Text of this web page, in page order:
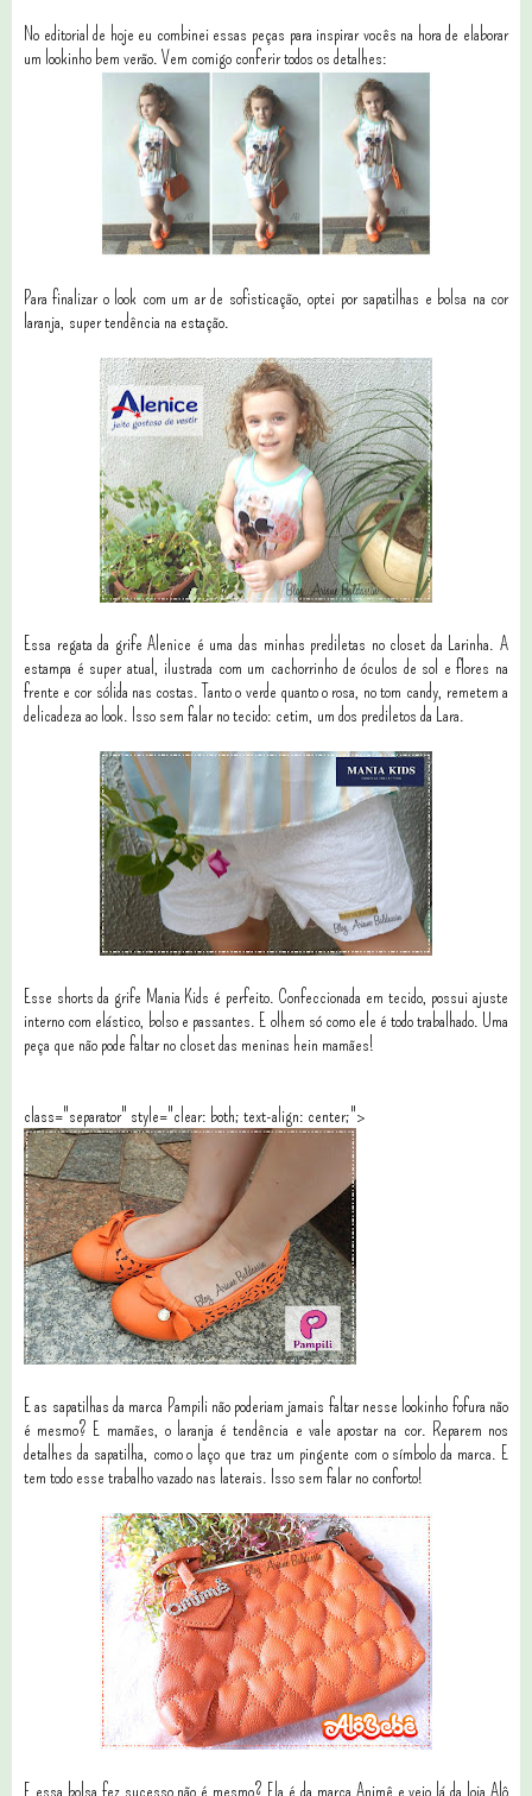
No editorial de hoje eu combinei essas peças para inspirar vocês na hora de elaborar
um lookinho bem verão. Vem comigo conferir todos os detalhes:
Para finalizar o look com um ar de sofisticação, optei por sapatilhas e bolsa na cor
laranja, super tendência na estação.
Essa regata da grife Alenice é uma das minhas prediletas no closet da Larinha. A
estampa é super atual, ilustrada com um cachorrinho de óculos de sol e flores na
frente e cor sólida nas costas. Tanto o verde quanto o rosa, no tom candy, remetem a
delicadeza ao look. Isso sem falar no tecido: cetim, um dos prediletos da Lara.
Esse shorts da grife Mania Kids é perfeito. Confeccionada em tecido, possui ajuste
interno com elástico, bolso e passantes. E olhem só como ele é todo trabalhado. Uma
peça que não pode faltar no closet das meninas hein mamães!
class="separator" style="clear: both; text-align: center;">
E as sapatilhas da marca Pampili não poderiam jamais faltar nesse lookinho fofura não
é mesmo? E mamães, o laranja é tendência e vale apostar na cor. Reparem nos
detalhes da sapatilha, como o laço que traz um pingente com o símbolo da marca. E
tem todo esse trabalho vazado nas laterais. Isso sem falar no conforto!
E essa bolsa fez sucesso não é mesmo? Ela é da marca Animê e veio lá da loja Alô